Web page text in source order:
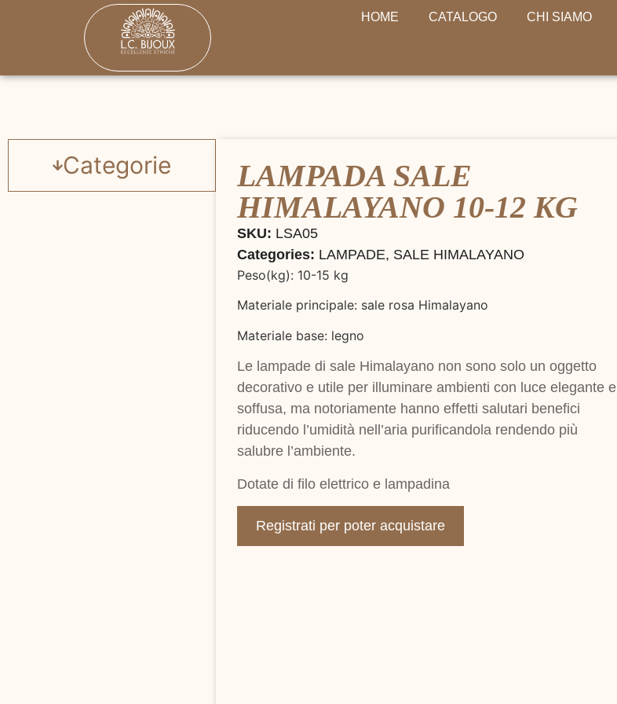
HOME CATALOGO CHI SIAMO
Categorie
LAMPADA SALE
HIMALAYANO 10-12 KG
SKU: LSA05
Categories: LAMPADE, SALE HIMALAYANO
Peso(kg): 10-15 kg
Materiale principale: sale rosa Himalayano
Materiale base: legno
Le lampade di sale Himalayano non sono solo un oggetto
decorativo e utile per illuminare ambienti con luce elegante e
soffusa, ma notoriamente hanno effetti salutari benefici
riducendo l’umidità nell’aria purificandola rendendo più
salubre l’ambiente.
Dotate di filo elettrico e lampadina
Registrati per poter acquistare